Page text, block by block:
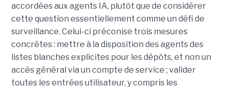
accordées aux agents IA, plutôt que de considérer
cette question essentiellement comme un défi de
surveillance. Celui-ci préconise trois mesures
concrètes : mettre à la disposition des agents des
listes blanches explicites pour les dépôts, et non un
accès général via un compte de service ; valider
toutes les entrées utilisateur, y compris les